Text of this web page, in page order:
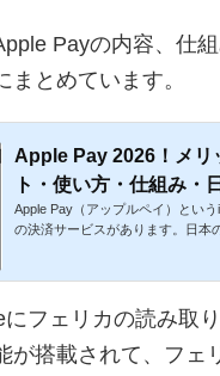
Payの内容、仕
まとめています。
Apple Pay 2026！メリ
ト・使い方・仕組み・
Apple Pay（アップルペイ）とい
の決済サービスがあります。日本
フェリカの読み取
が搭載されて、フェ